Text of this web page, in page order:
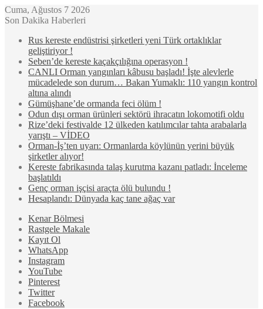
Cuma, Ağustos 7 2026
Son Dakika Haberleri
Rus kereste endüstrisi şirketleri yeni Türk ortaklıklar
geliştiriyor !
Seben’de kereste kaçakçılığına operasyon !
CANLI Orman yangınları kâbusu başladı! İşte alevlerle
mücadelede son durum… Bakan Yumaklı: 110 yangın kontrol
altına alındı
Gümüşhane’de ormanda feci ölüm !
Odun dışı orman ürünleri sektörü ihracatın lokomotifi oldu
Rize’deki festivalde 12 ülkeden katılımcılar tahta arabalarla
yarıştı – VİDEO
Orman-İş’ten uyarı: Ormanlarda köylünün yerini büyük
şirketler alıyor!
Kereste fabrikasında talaş kurutma kazanı patladı: İnceleme
başlatıldı
Genç orman işçisi araçta ölü bulundu !
Hesaplandı: Dünyada kaç tane ağaç var
Kenar Bölmesi
Rastgele Makale
Kayıt Ol
WhatsApp
Instagram
YouTube
Pinterest
Twitter
Facebook